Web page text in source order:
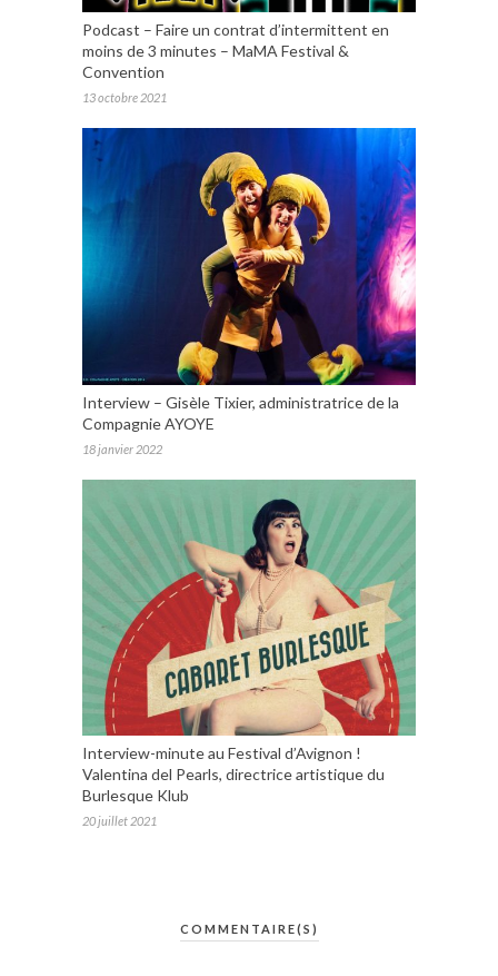
Podcast – Faire un contrat d’intermittent en
moins de 3 minutes – MaMA Festival &
Convention
13 octobre 2021
Interview – Gisèle Tixier, administratrice de la
Compagnie AYOYE
18 janvier 2022
Interview-minute au Festival d’Avignon !
Valentina del Pearls, directrice artistique du
Burlesque Klub
20 juillet 2021
COMMENTAIRE(S)